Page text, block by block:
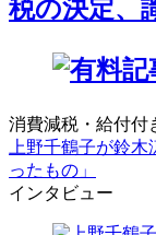
税の決定、
消費減税・給付付
上野千鶴子が鈴
ったもの」
インタビュー